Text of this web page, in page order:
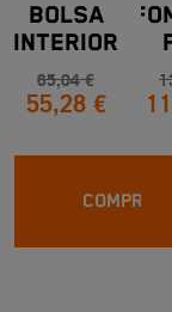
BOLSA
INTERIOR
TOP CASE
TOURATECH
65,04 €
55,28 €
COMPRAR
Y